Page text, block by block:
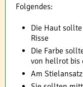
Folgendes:
Die Haut
Risse
Die Farbe
von hellrot bis
Am